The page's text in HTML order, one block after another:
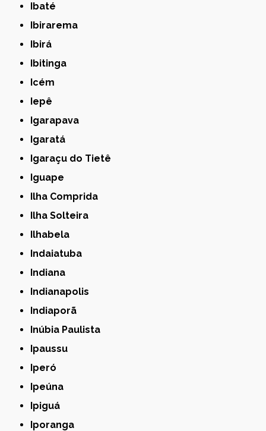
Ibaté
Ibirarema
Ibirá
Ibitinga
Icém
Iepê
Igarapava
Igaratá
Igaraçu do Tietê
Iguape
Ilha Comprida
Ilha Solteira
Ilhabela
Indaiatuba
Indiana
Indianapolis
Indiaporã
Inúbia Paulista
Ipaussu
Iperó
Ipeúna
Ipiguá
Iporanga